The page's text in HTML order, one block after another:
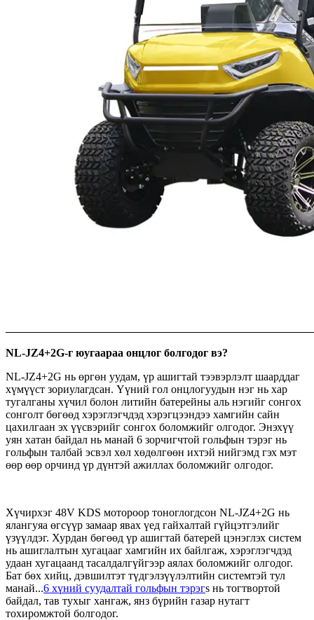
NL-JZ4+2G-г юугаараа онцлог болгодог вэ?
NL-JZ4+2G нь өргөн уудам, үр ашигтай тээвэрлэлт шаарддаг
хүмүүст зориулагдсан. Үүний гол онцлогуудын нэг нь хар
тугалганы хүчил болон литийн батерейны аль нэгийг сонгох
сонголт бөгөөд хэрэглэгчдэд хэрэгцээндээ хамгийн сайн
цахилгаан эх үүсвэрийг сонгох боломжийг олгодог. Энэхүү
уян хатан байдал нь манай 6 зорчигчтой гольфын тэрэг нь
гольфын талбай эсвэл хөл хөдөлгөөн ихтэй нийгэмд гэх мэт
өөр өөр орчинд үр дүнтэй ажиллах боломжийг олгодог.
Хүчирхэг 48V KDS мотороор тоноглогдсон NL-JZ4+2G нь
ялангуяа өгсүүр замаар явах үед гайхалтай гүйцэтгэлийг
үзүүлдэг. Хурдан бөгөөд үр ашигтай батерей цэнэглэх систем
нь ашиглалтын хугацааг хамгийн их байлгаж, хэрэглэгчдэд
удаан хугацаанд тасалдалгүйгээр аялах боломжийг олгодог.
Бат бөх хийц, дэвшилтэт түдгэлзүүлэлтийн системтэй тул
манай...6 хүний ​​суудалтай гольфын тэрэгs нь тогтвортой
байдал, тав тухыг хангаж, янз бүрийн газар нутагт
тохиромжтой болгодог.